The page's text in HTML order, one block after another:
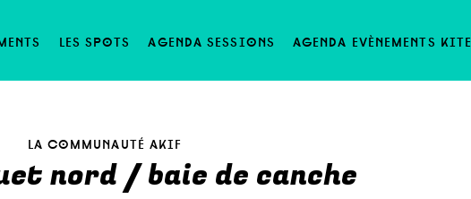
les spots agenda sessions agenda evènements kite
la communauté akif
nord / baie de canche